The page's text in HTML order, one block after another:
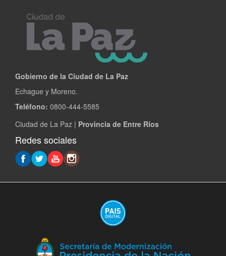
Gobierno de la Ciudad de La Paz
Echague y Moreno.
Teléfono: 0800-444-5585
Ciudad de La Paz | Provincia de Entre Ríos
Redes sociales